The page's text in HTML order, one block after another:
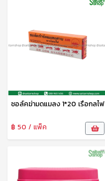
ชอล์คฆ่ามดแมลง 1*20 เรือกลไฟ
฿ 50 / แพ็ค